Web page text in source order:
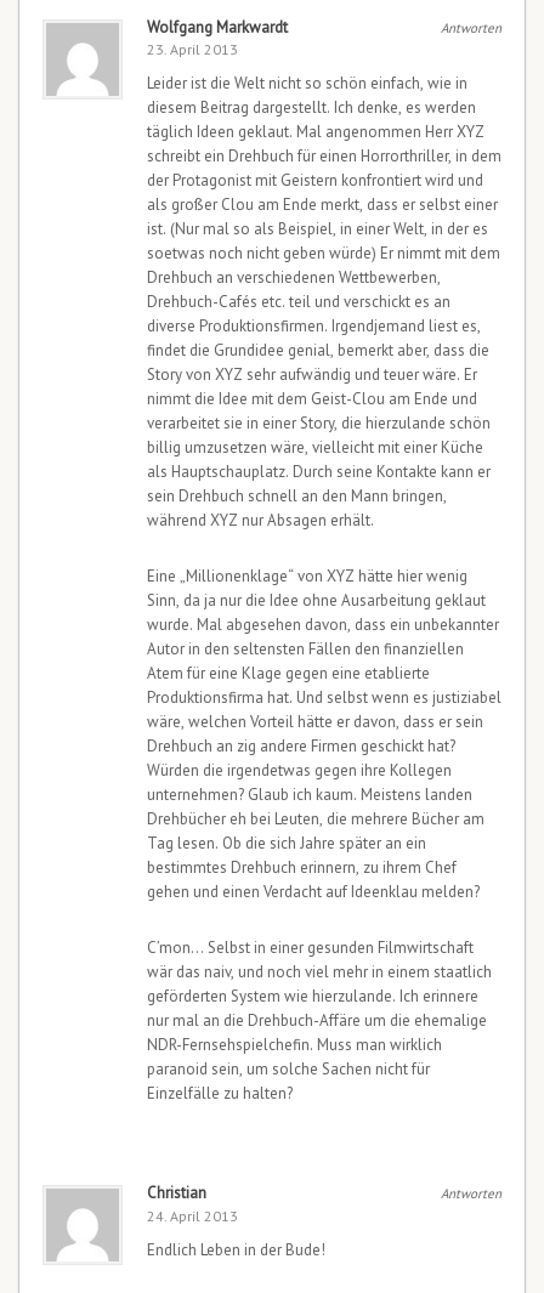
Antworten
Wolfgang Markwardt
23. April 2013
Leider ist die Welt nicht so schön einfach, wie in
diesem Beitrag dargestellt. Ich denke, es werden
täglich Ideen geklaut. Mal angenommen Herr XYZ
schreibt ein Drehbuch für einen Horrorthriller, in dem
der Protagonist mit Geistern konfrontiert wird und
als großer Clou am Ende merkt, dass er selbst einer
ist. (Nur mal so als Beispiel, in einer Welt, in der es
soetwas noch nicht geben würde) Er nimmt mit dem
Drehbuch an verschiedenen Wettbewerben,
Drehbuch-Cafés etc. teil und verschickt es an
diverse Produktionsfirmen. Irgendjemand liest es,
findet die Grundidee genial, bemerkt aber, dass die
Story von XYZ sehr aufwändig und teuer wäre. Er
nimmt die Idee mit dem Geist-Clou am Ende und
verarbeitet sie in einer Story, die hierzulande schön
billig umzusetzen wäre, vielleicht mit einer Küche
als Hauptschauplatz. Durch seine Kontakte kann er
sein Drehbuch schnell an den Mann bringen,
während XYZ nur Absagen erhält.
Eine „Millionenklage“ von XYZ hätte hier wenig
Sinn, da ja nur die Idee ohne Ausarbeitung geklaut
wurde. Mal abgesehen davon, dass ein unbekannter
Autor in den seltensten Fällen den finanziellen
Atem für eine Klage gegen eine etablierte
Produktionsfirma hat. Und selbst wenn es justiziabel
wäre, welchen Vorteil hätte er davon, dass er sein
Drehbuch an zig andere Firmen geschickt hat?
Würden die irgendetwas gegen ihre Kollegen
unternehmen? Glaub ich kaum. Meistens landen
Drehbücher eh bei Leuten, die mehrere Bücher am
Tag lesen. Ob die sich Jahre später an ein
bestimmtes Drehbuch erinnern, zu ihrem Chef
gehen und einen Verdacht auf Ideenklau melden?
C’mon… Selbst in einer gesunden Filmwirtschaft
wär das naiv, und noch viel mehr in einem staatlich
geförderten System wie hierzulande. Ich erinnere
nur mal an die Drehbuch-Affäre um die ehemalige
NDR-Fernsehspielchefin. Muss man wirklich
paranoid sein, um solche Sachen nicht für
Einzelfälle zu halten?
Antworten
Christian
24. April 2013
Endlich Leben in der Bude!